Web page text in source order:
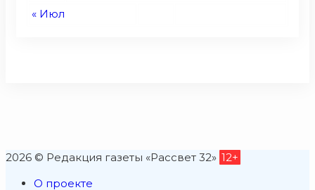
« Июл
2026 © Редакция газеты «Рассвет 32» 12+
О проекте